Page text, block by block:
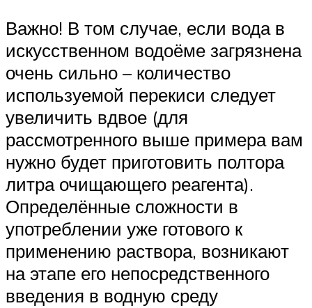
Важно! В том случае, если вода в
искусственном водоёме загрязнена
очень сильно – количество
используемой перекиси следует
увеличить вдвое (для
рассмотренного выше примера вам
нужно будет приготовить полтора
литра очищающего реагента).
Определённые сложности в
употреблении уже готового к
применению раствора, возникают
на этапе его непосредственного
введения в водную среду